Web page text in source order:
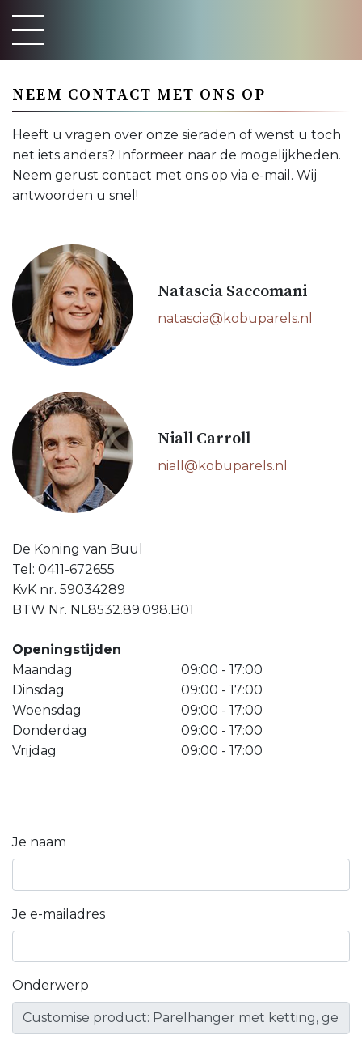
NEEM CONTACT MET ONS OP
Heeft u vragen over onze sieraden of wenst u toch
net iets anders? Informeer naar de mogelijkheden.
Neem gerust contact met ons op via e-mail. Wij
antwoorden u snel!
Natascia Saccomani
natascia@kobuparels.nl
Niall Carroll
niall@kobuparels.nl
De Koning van Buul
Tel: 0411-672655
KvK nr. 59034289
BTW Nr. NL8532.89.098.B01
Openingstijden
Maandag
09:00 - 17:00
Dinsdag
09:00 - 17:00
Woensdag
09:00 - 17:00
Donderdag
09:00 - 17:00
Vrijdag
09:00 - 17:00
Je naam
Je e-mailadres
Onderwerp